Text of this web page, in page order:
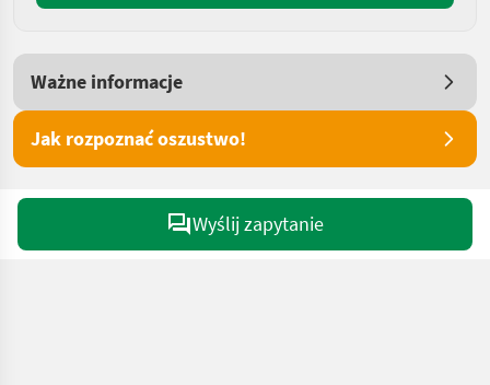
Ważne informacje
Jak rozpoznać oszustwo!
Wyślij zapytanie